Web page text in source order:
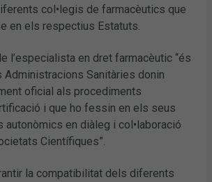
col•legis de farmacèutics que
en els respectius Estatuts.
l’especialista en dret farmacèutic “és
Administracions Sanitàries donin
oficial als procediments
i que ho fessin en els seus
en diàleg i col•laboració
Científiques”.
la compatibilitat dels diferents